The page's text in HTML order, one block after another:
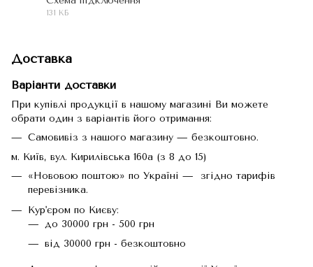
131 КБ
Доставка
Варіанти доставки
При купівлі продукції в нашому магазині Ви можете
обрати один з варіантів його отримання:
Самовивіз з нашого магазину — безкоштовно.
м. Київ, вул. Кирилівська 160а (з 8 до 15)
«Нововою поштою» по Україні — згідно тарифів
перевізника.
Кур'єром по Києву:
до 30000 грн - 500 грн
від 30000 грн - безкоштовно